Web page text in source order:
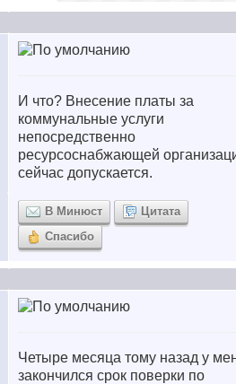
И что? Внесение платы за
коммунальные услуги
непосредственно
ресурсоснабжающей
сейчас допускается.
В Минюст
Цитата
Спасибо
Четыре месяца тому назад у
закончился срок поверки по